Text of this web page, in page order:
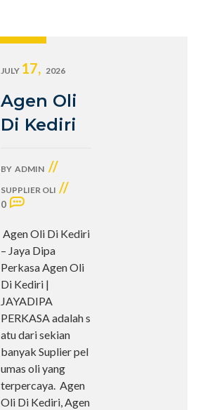
JULY 17, 2026
Agen Oli
Di Kediri
BY ADMIN //
SUPPLIER OLI //
0
Agen Oli Di Kediri
– Jaya Dipa
Perkasa Agen Oli
Di Kediri |
JAYADIPA
PERKASA adalah s
atu dari sekian
banyak Suplier pel
umas oli yang
terpercaya. Agen
Oli Di Kediri, Agen